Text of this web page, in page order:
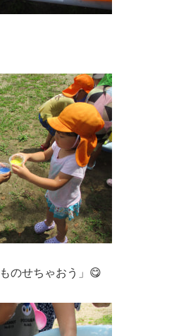
のせちゃおう」😋